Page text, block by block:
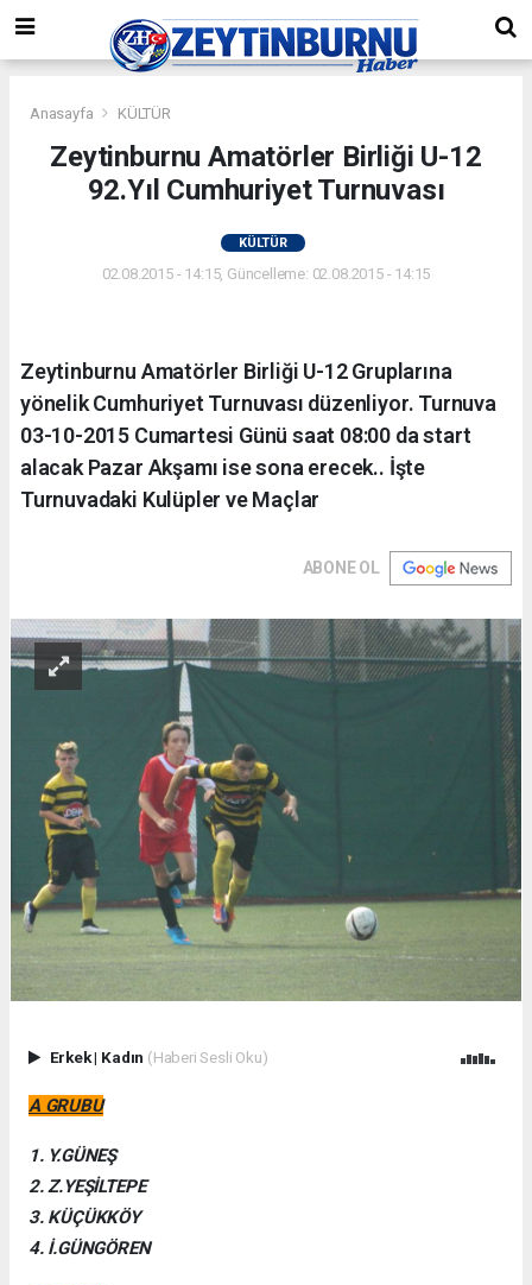
Anasayfa KÜLTÜR
Zeytinburnu Amatörler Birliği U-12
92.Yıl Cumhuriyet Turnuvası
KÜLTÜR
02.08.2015 - 14:15, Güncelleme: 02.08.2015 - 14:15
Zeytinburnu Amatörler Birliği U-12 Gruplarına
yönelik Cumhuriyet Turnuvası düzenliyor. Turnuva
03-10-2015 Cumartesi Günü saat 08:00 da start
alacak Pazar Akşamı ise sona erecek.. İşte
Turnuvadaki Kulüpler ve Maçlar
ABONE OL
Erkek| Kadın (Haberi Sesli Oku)
A GRUBU
1. Y.GÜNEŞ
2. Z.YEŞİLTEPE
3. KÜÇÜKKÖY
4. İ.GÜNGÖREN